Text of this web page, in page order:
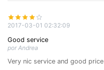
2017-03-01 02:32:09
Good service
por Andrea
Very nic service and good price